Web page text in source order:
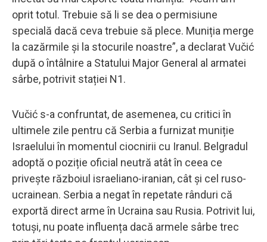
oprit totul. Trebuie să li se dea o permisiune
specială dacă ceva trebuie să plece. Muniția merge
la cazărmile și la stocurile noastre”, a declarat Vučić
după o întâlnire a Statului Major General al armatei
sârbe, potrivit stației N1.
Vučić s-a confruntat, de asemenea, cu critici în
ultimele zile pentru că Serbia a furnizat muniție
Israelului în momentul ciocnirii cu Iranul. Belgradul
adoptă o poziție oficial neutră atât în ceea ce
privește războiul israeliano-iranian, cât și cel ruso-
ucrainean. Serbia a negat în repetate rânduri că
exportă direct arme în Ucraina sau Rusia. Potrivit lui,
totuși, nu poate influența dacă armele sârbe trec